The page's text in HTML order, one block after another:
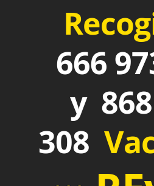
666
y
308